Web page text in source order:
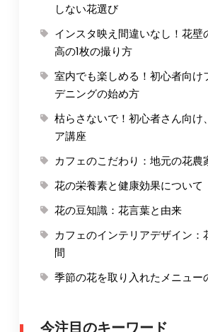
しない花選び
インスタ映え間違いなし！花壁
高の1枚の撮り方
室内でも楽しめる！初心者向け
デニングの始め方
枯らさないで！初心者さん向け
ア講座
カフェのこだわり：地元の花農
花の栄養素と健康効果について
花の豆知識：花言葉と由来
カフェのインテリアデザイン：
間
季節の花を取り入れたメニュー
今注目のキーワード